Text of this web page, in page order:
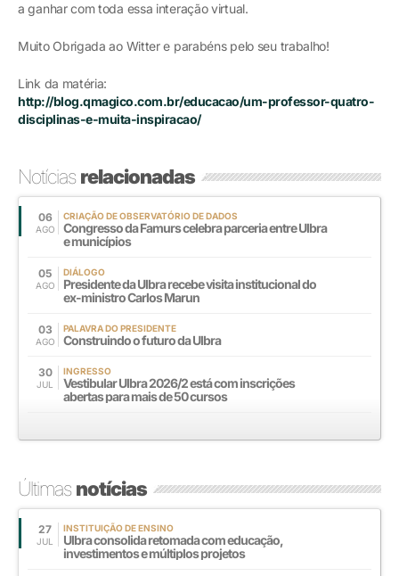
a ganhar com toda essa interação virtual.
Muito Obrigada ao Witter e parabéns pelo seu trabalho!
Link da matéria:
http://blog.qmagico.com.br/educacao/um-professor-quatro-
disciplinas-e-muita-inspiracao/
Notíciasrelacionadas
06
AGO
CRIAÇÃO DE OBSERVATÓRIO DE DADOS
Congresso da Famurs celebra parceria entre Ulbra
e municípios
05
AGO
DIÁLOGO
Presidente da Ulbra recebe visita institucional do
ex-ministro Carlos Marun
03
AGO
PALAVRA DO PRESIDENTE
Construindo o futuro da Ulbra
30
JUL
INGRESSO
Vestibular Ulbra 2026/2 está com inscrições
abertas para mais de 50 cursos
Últimasnotícias
27
JUL
INSTITUIÇÃO DE ENSINO
Ulbra consolida retomada com educação,
investimentos e múltiplos projetos